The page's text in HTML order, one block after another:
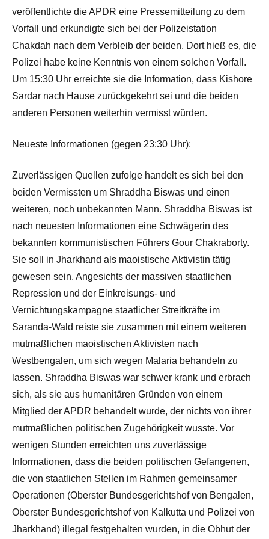
veröffentlichte die APDR eine Pressemitteilung zu dem
Vorfall und erkundigte sich bei der Polizeistation
Chakdah nach dem Verbleib der beiden. Dort hieß es, die
Polizei habe keine Kenntnis von einem solchen Vorfall.
Um 15:30 Uhr erreichte sie die Information, dass Kishore
Sardar nach Hause zurückgekehrt sei und die beiden
anderen Personen weiterhin vermisst würden.
Neueste Informationen (gegen 23:30 Uhr):
Zuverlässigen Quellen zufolge handelt es sich bei den
beiden Vermissten um Shraddha Biswas und einen
weiteren, noch unbekannten Mann. Shraddha Biswas ist
nach neuesten Informationen eine Schwägerin des
bekannten kommunistischen Führers Gour Chakraborty.
Sie soll in Jharkhand als maoistische Aktivistin tätig
gewesen sein. Angesichts der massiven staatlichen
Repression und der Einkreisungs- und
Vernichtungskampagne staatlicher Streitkräfte im
Saranda-Wald reiste sie zusammen mit einem weiteren
mutmaßlichen maoistischen Aktivisten nach
Westbengalen, um sich wegen Malaria behandeln zu
lassen. Shraddha Biswas war schwer krank und erbrach
sich, als sie aus humanitären Gründen von einem
Mitglied der APDR behandelt wurde, der nichts von ihrer
mutmaßlichen politischen Zugehörigkeit wusste. Vor
wenigen Stunden erreichten uns zuverlässige
Informationen, dass die beiden politischen Gefangenen,
die von staatlichen Stellen im Rahmen gemeinsamer
Operationen (Oberster Bundesgerichtshof von Bengalen,
Oberster Bundesgerichtshof von Kalkutta und Polizei von
Jharkhand) illegal festgehalten wurden, in die Obhut der